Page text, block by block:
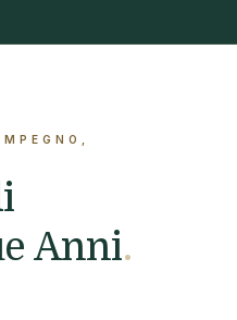
Anni.